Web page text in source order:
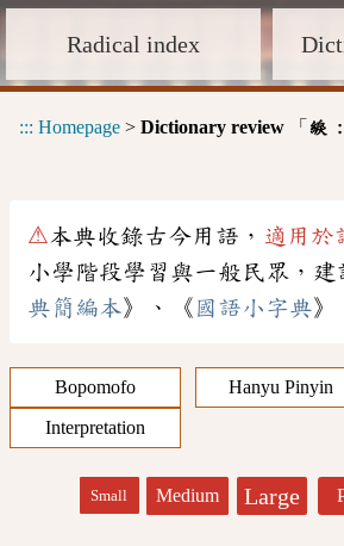
Radical index
::: Homepage > Dictionary review 「 綟 :
⚠本典收錄古今用語， 適用於
小學階段學習與一般民眾，建
典簡編本》、《 國語小字典》
Bopomofo
Hanyu Pinyin
Interpretation
Small Medium Large